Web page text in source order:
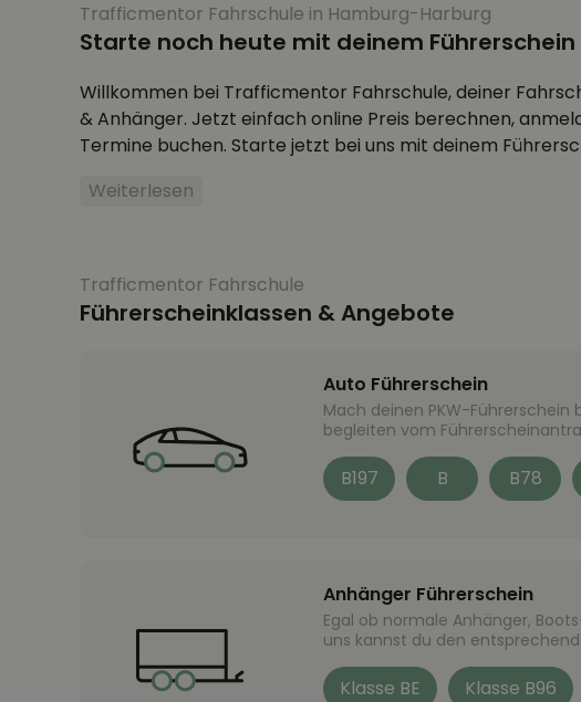
Trafficmentor Fahrschule in Hamburg-Harburg
Starte noch heute mit deinem Führerschein
Willkommen bei Trafficmentor Fahrschule, deiner
& Anhänger. Jetzt einfach online Preis berechnen,
Termine buchen. Starte jetzt bei uns mit deinem
Weiterlesen
Trafficmentor Fahrschule
Führerscheinklassen & Angebote
Auto Führerschein
Mach deinen PKW-
begleiten vom
B197 B B78
Anhänger Führerschein
Egal ob normale Anhänger,
uns kannst du den
Klasse BE Klasse B96